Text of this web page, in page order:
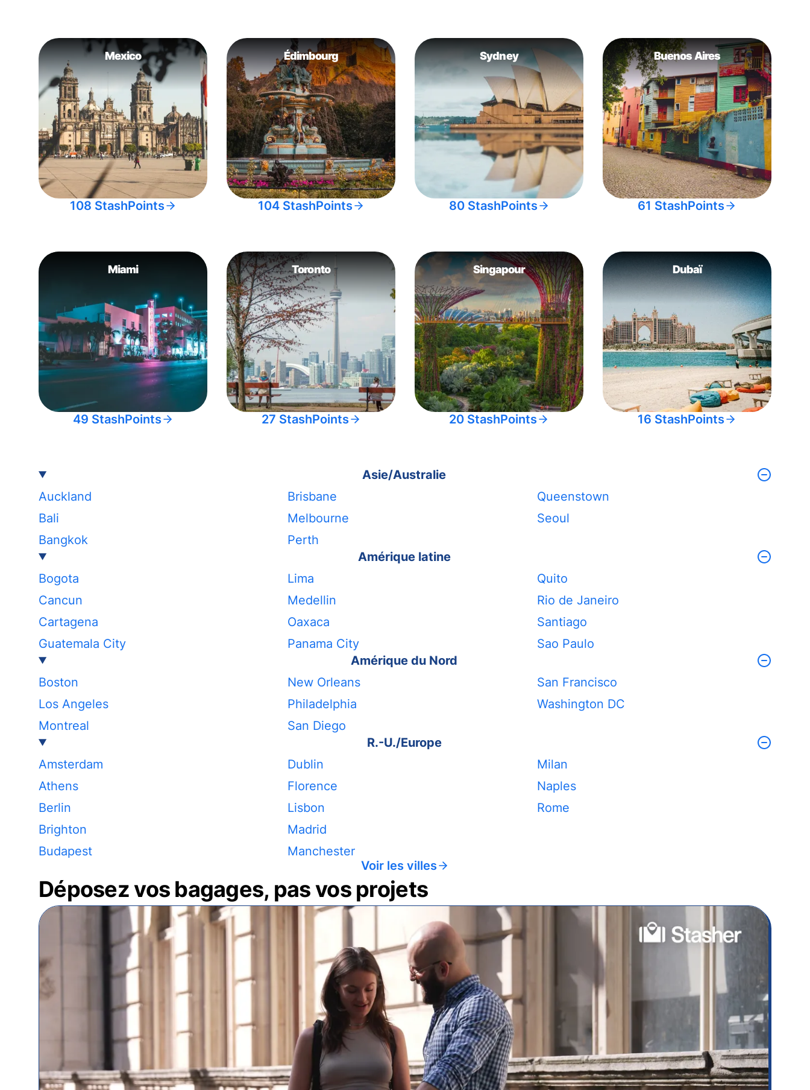
Mexico
108 StashPoints
Édimbourg
104 StashPoints
Sydney
80 StashPoints
Buenos Aires
61 StashPoints
Miami
49 StashPoints
Toronto
27 StashPoints
Singapour
20 StashPoints
Dubaï
16 StashPoints
Asie/Australie
Auckland
Bali
Bangkok
Brisbane
Melbourne
Perth
Queenstown
Seoul
Amérique latine
Bogota
Cancun
Cartagena
Guatemala City
Lima
Medellin
Oaxaca
Panama City
Quito
Rio de Janeiro
Santiago
Sao Paulo
Amérique du Nord
Boston
Los Angeles
Montreal
New Orleans
Philadelphia
San Diego
San Francisco
Washington DC
R.-U./Europe
Amsterdam
Athens
Berlin
Brighton
Budapest
Dublin
Florence
Lisbon
Madrid
Manchester
Milan
Naples
Rome
Voir les villes
Déposez vos bagages, pas vos projets